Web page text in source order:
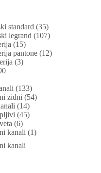
standard (35)
legrand (107)
(15)
pantone (12)
(3)
(133)
zidni (54)
(14)
(45)
(6)
kanali (1)
kanali